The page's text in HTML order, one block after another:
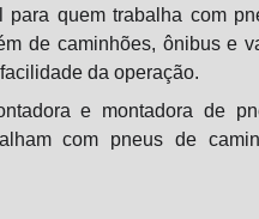
quem trabalha com
de caminhões, ônibus e
da operação.
e montadora de
com pneus de